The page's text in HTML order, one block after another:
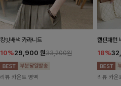
킹밋배색 카라니트
10%29,900 원33,200원
리뷰 카운트 영역
캘핀패턴
18%
리뷰 카운